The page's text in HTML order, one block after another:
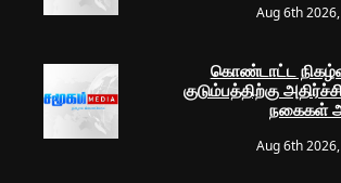
Aug 6th
கொண்டாட்ட
குடும்பத்திற்கு
நகைகள்
Aug 6th